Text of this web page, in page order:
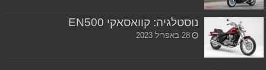
נוסטלגיה: קוואסאקי EN500
28 באפריל 2023